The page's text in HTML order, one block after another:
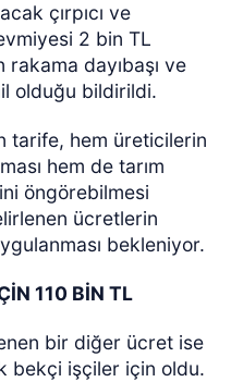
çırpıcı ve
2 bin TL
dayıbaşı ve
olduğu bildirildi.
tarife, hem üreticilerin
hem de tarım
öngörebilmesi
ücretlerin
bekleniyor.
110 BİN TL
bir diğer ücret ise
bekçi işçiler için oldu.